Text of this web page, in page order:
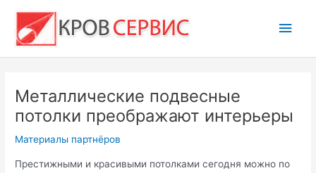
содержимому
Металлические подвесные
потолки преображают интерьеры
Материалы партнёров
Престижными и красивыми потолками сегодня можно по